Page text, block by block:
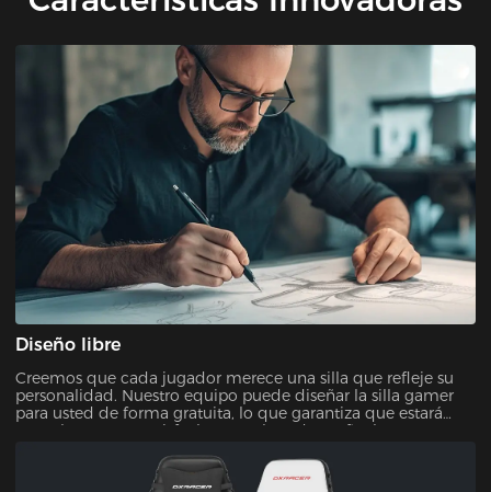
Diseño libre
Creemos que cada jugador merece una silla que refleje su
personalidad. Nuestro equipo puede diseñar la silla gamer
para usted de forma gratuita, lo que garantiza que estará
completamente satisfecho con el producto final.